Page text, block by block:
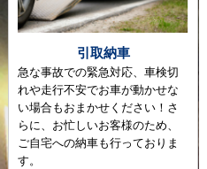
引取納車
急な事故での緊急対応、車検切
れや走行不安でお車が動かせな
い場合もおまかせください！さ
らに、お忙しいお客様のため、
ご自宅への納車も行っておりま
す。